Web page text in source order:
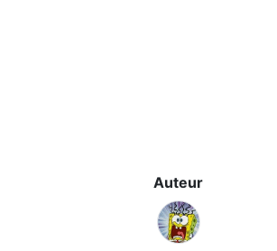
Auteur